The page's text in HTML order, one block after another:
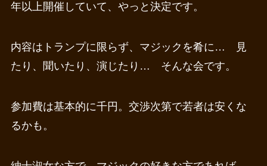
年以上開催していて、やっと決定です。
内容はトランプに限らず、マジックを肴に… 見
たり、聞いたり、演じたり… そんな会です。
参加費は基本的に千円。交渉次第で若者は安くな
るかも。